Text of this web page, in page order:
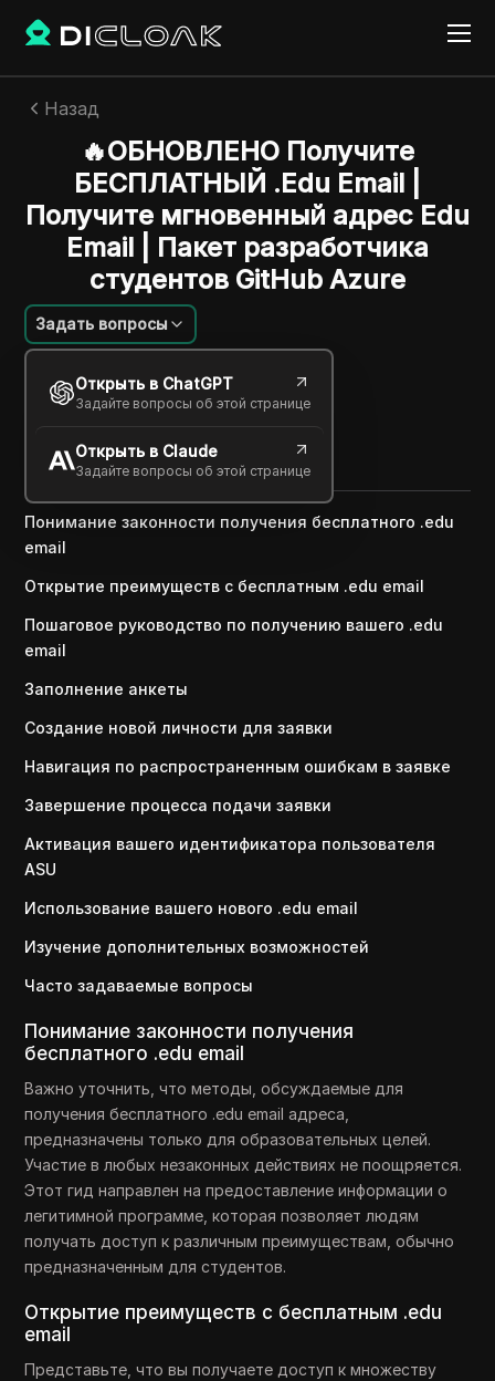
Назад
🔥ОБНОВЛЕНО Получите
БЕСПЛАТНЫЙ .Edu Email |
Получите мгновенный адрес Edu
Email | Пакет разработчика
студентов GitHub Azure
Задать вопросы
Открыть в ChatGPT
Задайте вопросы об этой странице
Открыть в Claude
Задайте вопросы об этой странице
Jessica Wardell
08 мая 2025 2 минут
Copy Link
Понимание законности получения бесплатного .edu
email
Открытие преимуществ с бесплатным .edu email
Пошаговое руководство по получению вашего .edu
email
Заполнение анкеты
Создание новой личности для заявки
Навигация по распространенным ошибкам в заявке
Завершение процесса подачи заявки
Активация вашего идентификатора пользователя
ASU
Использование вашего нового .edu email
Изучение дополнительных возможностей
Часто задаваемые вопросы
Понимание законности получения
бесплатного .edu email
Важно уточнить, что методы, обсуждаемые для
получения бесплатного .edu email адреса,
предназначены только для образовательных целей.
Участие в любых незаконных действиях не поощряется.
Этот гид направлен на предоставление информации о
легитимной программе, которая позволяет людям
получать доступ к различным преимуществам, обычно
предназначенным для студентов.
Открытие преимуществ с бесплатным .edu
email
Представьте, что вы получаете доступ к множеству